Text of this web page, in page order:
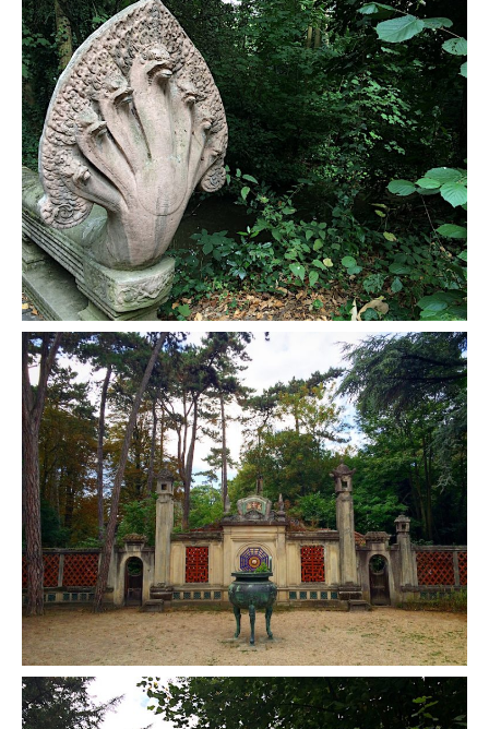
Quy Nhon
EUROPE
France
La Réunion
Paris
Poitou
Saint-Malo
Savoie
Vendée
Allemagne
Berlin
Munich
Danemark
Copenhague
Portugal
Lisbonne